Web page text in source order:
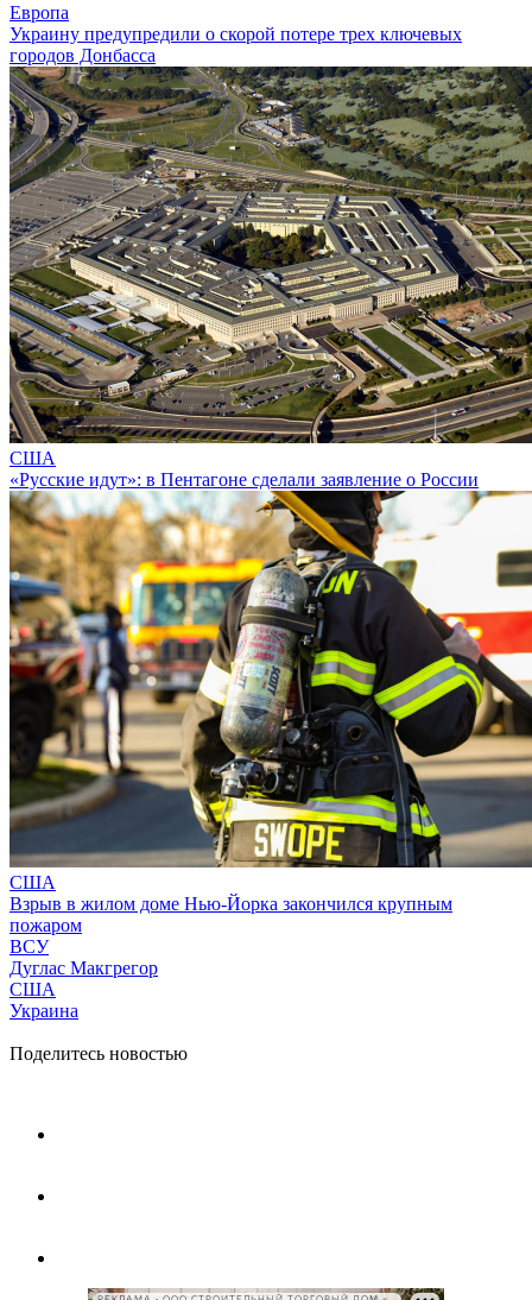
Европа
Украину предупредили о скорой потере трех ключевых
городов Донбасса
США
«Русские идут»: в Пентагоне сделали заявление о России
США
Взрыв в жилом доме Нью-Йорка закончился крупным
пожаром
ВСУ
Дуглас Макгрегор
США
Украина
Поделитесь новостью